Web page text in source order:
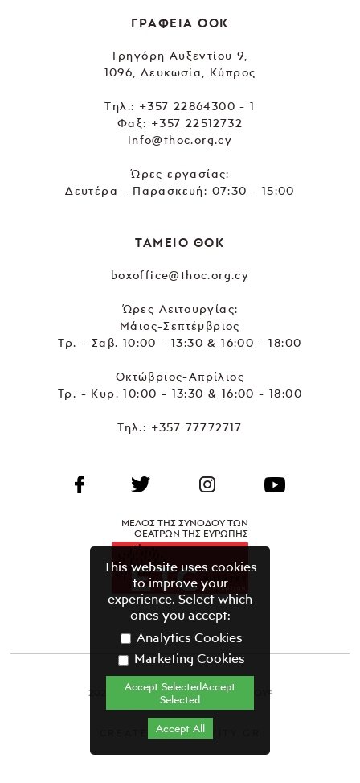
ΓΡΑΦΕΙΑ ΘΟΚ
Γρηγόρη Αυξεντίου 9,
1096, Λευκωσία, Κύπρος
Tηλ.: +357 22864300 - 1
Φαξ: +357 22512732
info@thoc.org.cy
Ώρες εργασίας:
Δευτέρα - Παρασκευή: 07:30 - 15:00
ΤΑΜΕΙΟ ΘΟΚ
boxoffice@thoc.org.cy
Ώρες Λειτουργίας:
Μάιος-Σεπτέμβριος
Τρ. - Σαβ. 10:00 - 13:30 & 16:00 - 18:00
Οκτώβριος-Απρίλιος
Τρ. - Κυρ. 10:00 - 13:30 & 16:00 - 18:00
Τηλ.: +357 77772717
ΜΕΛΟΣ ΤΗΣ ΣΥΝΟΔΟΥ ΤΩΝ
ΘΕΑΤΡΩΝ ΤΗΣ ΕΥΡΩΠΗΣ
2021 ΘΕΑΤΡΙΚΟΣ ΟΡΓΑΝΙΣΜΟΣ ΚΥΠΡΟΥ©
Όροι & Προϋποθέσεις
CREATED BY GRAVITY.GR
This website uses cookies
to improve your
experience. Select which
ones you accept:
Analytics Cookies
Marketing Cookies
Accept SelectedAccept
Selected
Accept All